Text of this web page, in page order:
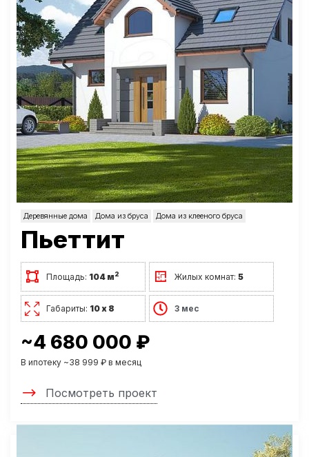
Деревянные дома Дома из бруса Дома из клееного бруса
Пьеттит
Площадь: 104 м2 Жилых комнат:5
Габариты: 10 х 8 3 мес
~4 680 000 ₽
В ипотеку ~38 999 ₽ в месяц
Посмотреть проект